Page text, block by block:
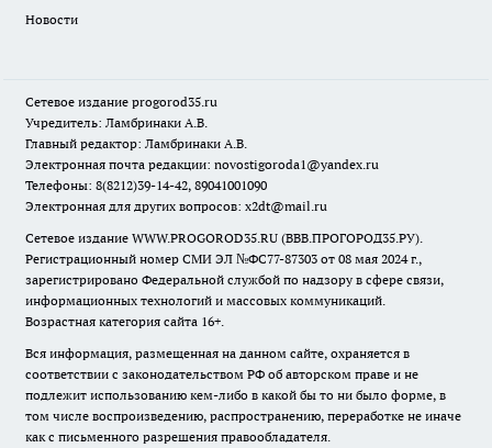
Новости
Сетевое издание progorod35.ru
Учредитель: Ламбринаки А.В.
Главный редактор: Ламбринаки А.В.
Электронная почта редакции: novostigoroda1@yandex.ru
Телефоны: 8(8212)39-14-42, 89041001090
Электронная для других вопросов: x2dt@mail.ru
Сетевое издание WWW.PROGOROD35.RU (ВВВ.ПРОГОРОД35.РУ).
Регистрационный номер СМИ ЭЛ №ФС77-87303 от 08 мая 2024 г.,
зарегистрировано Федеральной службой по надзору в сфере связи,
информационных технологий и массовых коммуникаций.
Возрастная категория сайта 16+.
Вся информация, размещенная на данном сайте, охраняется в
соответствии с законодательством РФ об авторском праве и не
подлежит использованию кем-либо в какой бы то ни было форме, в
том числе воспроизведению, распространению, переработке не иначе
как с письменного разрешения правообладателя.